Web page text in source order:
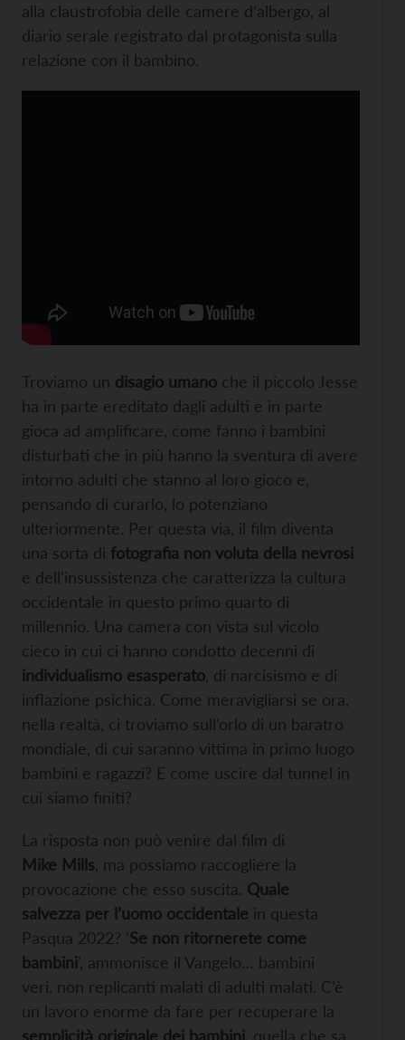
alla claustrofobia delle camere d’albergo, al
diario serale registrato dal protagonista sulla
relazione con il bambino.
Troviamo un disagio umano che il piccolo Jesse
ha in parte ereditato dagli adulti e in parte
gioca ad amplificare, come fanno i bambini
disturbati che in più hanno la sventura di avere
intorno adulti che stanno al loro gioco e,
pensando di curarlo, lo potenziano
ulteriormente. Per questa via, il film diventa
una sorta di fotografia non voluta della nevrosi
e dell’insussistenza che caratterizza la cultura
occidentale in questo primo quarto di
millennio. Una camera con vista sul vicolo
cieco in cui ci hanno condotto decenni di
individualismo esasperato, di narcisismo e di
inflazione psichica. Come meravigliarsi se ora,
nella realtà, ci troviamo sull’orlo di un baratro
mondiale, di cui saranno vittima in primo luogo
bambini e ragazzi? E come uscire dal tunnel in
cui siamo finiti?
La risposta non può venire dal film di
Mike Mills, ma possiamo raccogliere la
provocazione che esso suscita. Quale
salvezza per l’uomo occidentale in questa
Pasqua 2022? ‘Se non ritornerete come
bambini’, ammonisce il Vangelo… bambini
veri, non replicanti malati di adulti malati. C’è
un lavoro enorme da fare per recuperare la
semplicità originale dei bambini, quella che sa